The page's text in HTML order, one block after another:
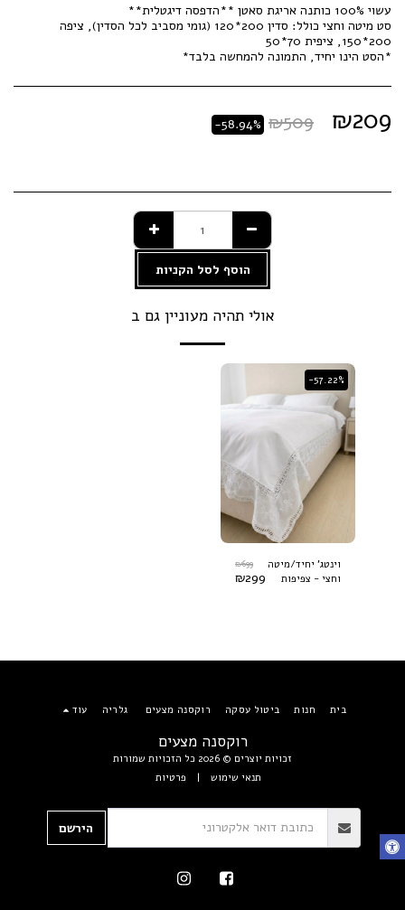
סט מיטה וחצי כולל: סדין 200*120 (גומי מסביב לכל הסדין), ציפה
*הסט הינו יחיד, התמונה להמחשה בלבד*
₪209
₪509
-58.94%
הוסף לסל הקניות
אולי תהיה מעוניין גם ב
-57.22%
וינטג' יחיד/מיטה
וחצי - צפיפות
₪699
₪299
רוקסנה מצעים
זכויות יוצרים © 2026 כל הזכויות שמורות
תנאי שימוש | פרטיות
בית חנות ביטול עסקה רוקסנה מצעים גלריה עוד
הירשם